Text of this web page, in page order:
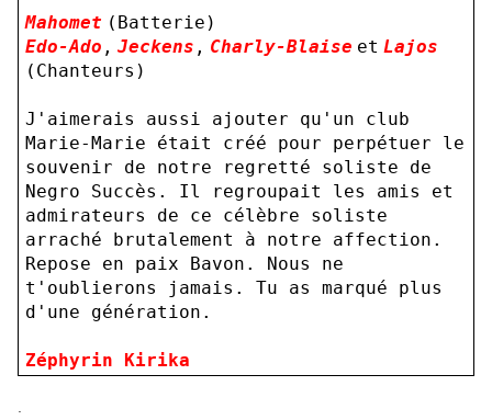
Mahomet (Batterie)
Edo-Ado , Jeckens , Charly-Blaise et Lajos
(Chanteurs)
J'aimerais aussi ajouter qu'un club
Marie-Marie était créé pour perpétuer le
souvenir de notre regretté soliste de
Negro Succès. Il regroupait les amis et
admirateurs de ce célèbre soliste
arraché brutalement à notre affection.
Repose en paix Bavon. Nous ne
t'oublierons jamais. Tu as marqué plus
d'une génération.
Zéphyrin Kirika